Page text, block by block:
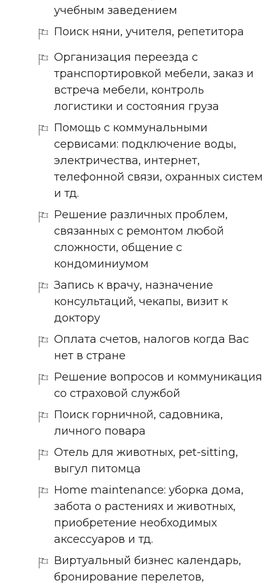
учебным заведением
Поиск няни, учителя, репетитора
Организация переезда с
транспортировкой мебели, заказ и
встреча мебели, контроль
логистики и состояния груза
Помощь с коммунальными
сервисами: подключение воды,
электричества, интернет,
телефонной связи, охранных систем
и тд.
Решение различных проблем,
связанных с ремонтом любой
сложности, общение с
кондоминиумом
Запись к врачу, назначение
консультаций, чекапы, визит к
доктору
Оплата счетов, налогов когда Вас
нет в стране
Решение вопросов и коммуникация
со страховой службой
Поиск горничной, садовника,
личного повара
Отель для животных, pet-sitting,
выгул питомца
Home maintenance: уборка дома,
забота о растениях и животных,
приобретение необходимых
аксессуаров и тд.
Виртуальный бизнес календарь,
бронирование перелетов,